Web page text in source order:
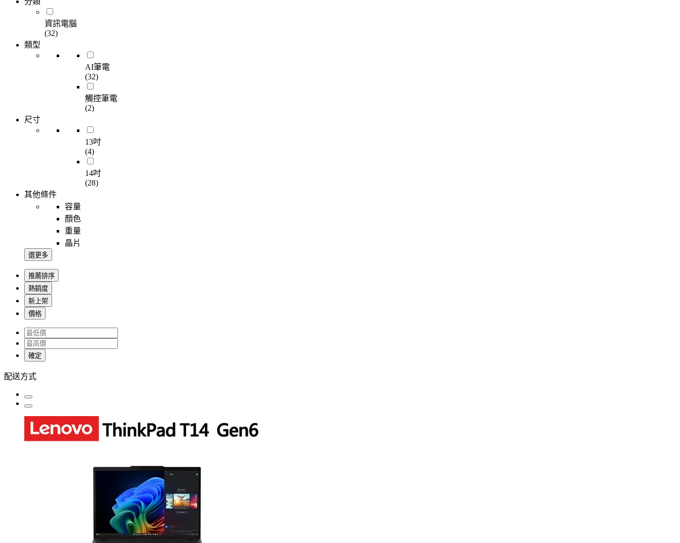
資訊電腦
(32)
類型
AI筆電
(32)
觸控筆電
(2)
尺寸
13吋
(4)
14吋
(28)
其他條件
容量
顏色
重量
晶片
選更多
推薦排序
熱銷度
新上架
價格
確定
配送方式